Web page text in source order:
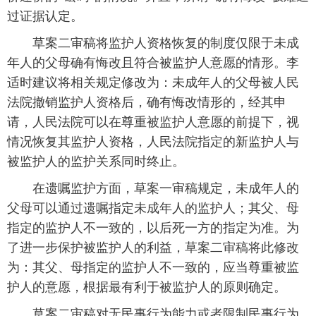
过证据认定。
草案二审稿将监护人资格恢复的制度仅限于未成
年人的父母确有悔改且符合被监护人意愿的情形。李
适时建议将相关规定修改为：未成年人的父母被人民
法院撤销监护人资格后，确有悔改情形的，经其申
请，人民法院可以在尊重被监护人意愿的前提下，视
情况恢复其监护人资格，人民法院指定的新监护人与
被监护人的监护关系同时终止。
在遗嘱监护方面，草案一审稿规定，未成年人的
父母可以通过遗嘱指定未成年人的监护人；其父、母
指定的监护人不一致的，以后死一方的指定为准。为
了进一步保护被监护人的利益，草案二审稿将此修改
为：其父、母指定的监护人不一致的，应当尊重被监
护人的意愿，根据最有利于被监护人的原则确定。